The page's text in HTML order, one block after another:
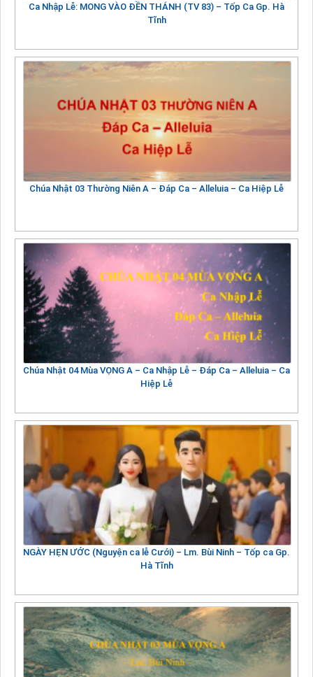
Ca Nhập Lễ: MONG VÀO ĐỀN THÁNH (TV 83) – Tốp Ca Gp. Hà
Tĩnh
Chúa Nhật 03 Thường Niên A – Đáp Ca – Alleluia – Ca Hiệp Lễ
Chúa Nhật 04 Mùa VỌNG A – Ca Nhập Lễ – Đáp Ca – Alleluia – Ca
Hiệp Lễ
NGÀY HẸN ƯỚC (Nguyện ca lễ Cưới) – Lm. Bùi Ninh – Tốp ca Gp.
Hà Tĩnh